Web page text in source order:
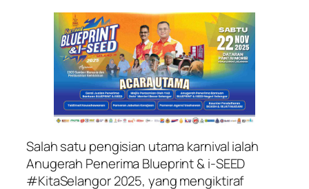
Salah satu pengisian utama karnival ialah
Anugerah Penerima Blueprint & i-SEED
#KitaSelangor 2025, yang mengiktiraf